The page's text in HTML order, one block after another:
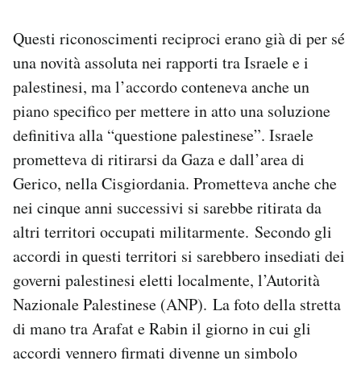
Questi riconoscimenti reciproci erano già di per sé
una novità assoluta nei rapporti tra Israele e i
palestinesi, ma l’accordo conteneva anche un
piano specifico per mettere in atto una soluzione
definitiva alla “questione palestinese”. Israele
prometteva di ritirarsi da Gaza e dall’area di
Gerico, nella Cisgiordania. Prometteva anche che
nei cinque anni successivi si sarebbe ritirata da
altri territori occupati militarmente. Secondo gli
accordi in questi territori si sarebbero insediati dei
governi palestinesi eletti localmente, l’Autorità
Nazionale Palestinese (ANP). La foto della stretta
di mano tra Arafat e Rabin il giorno in cui gli
accordi vennero firmati divenne un simbolo